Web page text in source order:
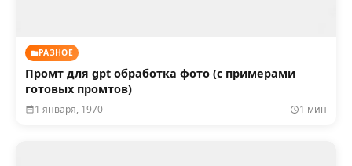
РАЗНОЕ
Промт для gpt обработка фото (с примерами
готовых промтов)
1 января, 1970 1 мин